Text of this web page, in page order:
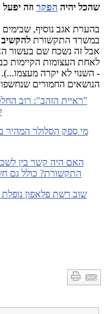
שהכל יהיה הפקר וזה
בהערת אגב נוסיף,
במשרד התקשורת להקשיב
אבל זה נשכח שם בעשור
לאחת העצומות הקיימות
- השנוי לא יקרה
הנושאים החמורים שנחשפו
"ראיית הזהב": רוב
האם היה קשר בין
התקשורת? כולל גם
שוב רשת פלאפון